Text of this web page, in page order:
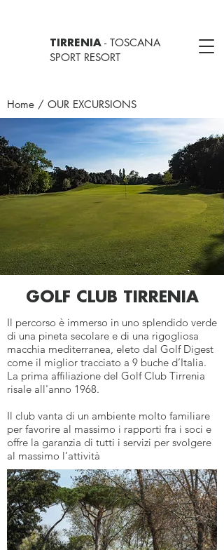
TIRRENIA - TOSCANA
SPORT RESORT
Home / OUR EXCURSIONS
GOLF CLUB TIRRENIA
Il percorso è immerso in uno splendido verde
di una pineta secolare e di una rigogliosa
macchia mediterranea, eleto dal Golf Digest
come il miglior tracciato a 9 buche d’Italia.
La prima affiliazione del Golf Club Tirrenia
risale all'anno 1968.
Il club vanta di un ambiente molto familiare
per favorire al massimo i rapporti fra i soci e
offre la garanzia di tutti i servizi per svolgere
al massimo l’attività